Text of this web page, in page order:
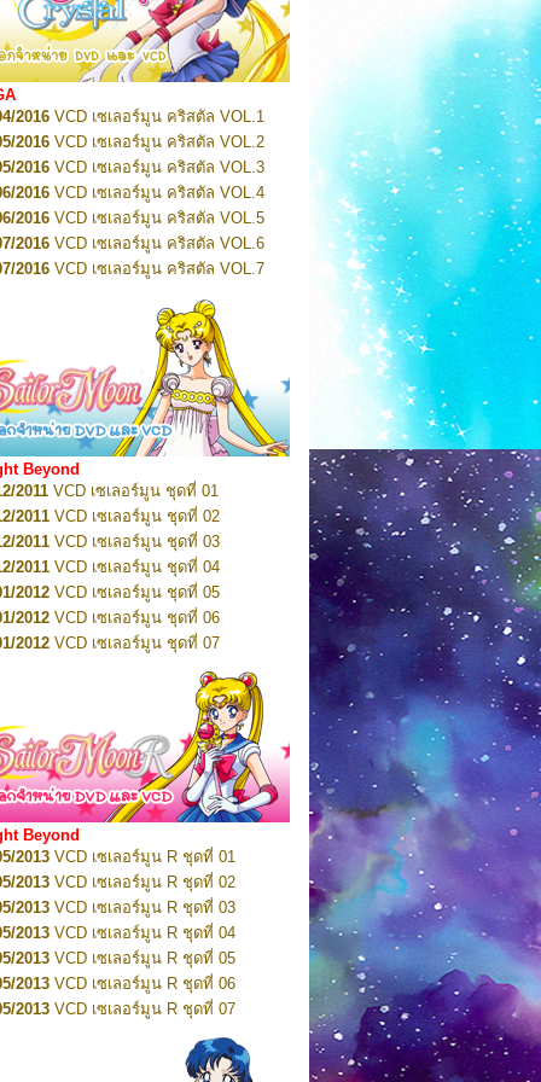
Pretty Guardian Sailor Moon Eternal
1
Pretty Guardian Sailor Moon Eternal
2
Pretty Guardian Sailor Moon Eternal
3
Pretty Guardian Sailor Moon Eternal
4
Pretty Guardian Sailor Moon Eternal
5
Pretty Guardian Sailor Moon Eternal
6
Pretty Guardian Sailor Moon Eternal
7
Pretty Guardian Sailor Moon Eternal
Pretty Guardian Sailor Moon Eternal
Pretty Guardian Sailor Moon Eternal
10
2026Code Name: Sailor V 1
2026Code Name: Sailor V 2
2016 VCD เซเลอร์มูน คริสตัล VOL.1
2016 VCD เซเลอร์มูน คริสตัล VOL.2
2016 VCD เซเลอร์มูน คริสตัล VOL.3
2016 VCD เซเลอร์มูน คริสตัล VOL.4
2016 VCD เซเลอร์มูน คริสตัล VOL.5
2016 VCD เซเลอร์มูน คริสตัล VOL.6
2016 VCD เซเลอร์มูน คริสตัล VOL.7
VCD เซเลอร์มูน คริสตัล VOL.9
VCD เซเลอร์มูน คริสตัล VOL.10
2016
VCD เซเลอร์มูน คริสตัล VOL.11
2016VCD เซเลอร์มูน คริสตัล VOL.12
2016VCD เซเลอร์มูน คริสตัล VOL.13
2016 DVD เซเลอร์มูน คริสตัล VOL.1
2016DVD เซเลอร์มูน คริสตัล VOL.2
2016 DVD เซเลอร์มูน คริสตัล VOL.3
2016 DVD เซเลอร์มูน คริสตัล VOL.4
2016 DVD เซเลอร์มูน คริสตัล VOL.5
2016 DVD เซเลอร์มูน คริสตัล VOL.6
2016DVD เซเลอร์มูน คริสตัล VOL.7
2016DVD เซเลอร์มูน คริสตัล VOL.8
2017 DVD เซเลอร์มูน คริสตัล Box-Set
Beyond
2011 VCD เซเลอร์มูน ชุดที่ 01
2011 VCD เซเลอร์มูน ชุดที่ 02
2011 VCD เซเลอร์มูน ชุดที่ 03
2011 VCD เซเลอร์มูน ชุดที่ 04
2012 VCD เซเลอร์มูน ชุดที่ 05
2012 VCD เซเลอร์มูน ชุดที่ 06
2012 VCD เซเลอร์มูน ชุดที่ 07
VCD เซเลอร์มูน ชุดที่ 08
VCD เซเลอร์มูน ชุดที่ 09
VCD เซเลอร์มูน ชุดที่ 10
2012VCD เซเลอร์มูน ชุดที่ 11
2012VCD เซเลอร์มูน ชุดที่ 12
2012VCD เซเลอร์มูน ชุดที่ 13
2012VCD เซเลอร์มูน ชุดที่ 14
2012 VCD เซเลอร์มูน ชุดที่ 15
VCD เซเลอร์มูน ชุดที่ 16
VCD เซเลอร์มูน ชุดที่ 17
VCD เซเลอร์มูน ชุดที่ 18
VCD เซเลอร์มูน ชุดที่ 19
VCD เซเลอร์มูน ชุดที่ 20
VCD เซเลอร์มูน ชุดที่ 21
VCD เซเลอร์มูน ชุดที่ 22
VCD เซเลอร์มูน ชุดที่ 23
DVD เซเลอร์มูน ชุดที่ 01
Beyond
2013 VCD เซเลอร์มูน R ชุดที่ 01
2013 VCD เซเลอร์มูน R ชุดที่ 02
2013 VCD เซเลอร์มูน R ชุดที่ 03
2013 VCD เซเลอร์มูน R ชุดที่ 04
2013 VCD เซเลอร์มูน R ชุดที่ 05
2013 VCD เซเลอร์มูน R ชุดที่ 06
2013 VCD เซเลอร์มูน R ชุดที่ 07
VCD เซเลอร์มูน R ชุดที่ 08
VCD เซเลอร์มูน R ชุดที่ 09